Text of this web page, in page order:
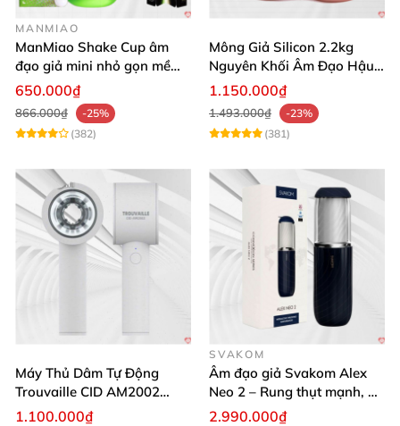
MANMIAO
ManMiao Shake Cup âm
đạo giả mini nhỏ gọn mềm
mịn
650.000₫
866.000₫
-25%
(382)
Mông Giả Silicon 2.2kg
Nguyên Khối Âm Đạo Hậu
Môn Siêu Thật
1.150.000₫
1.493.000₫
-23%
(381)
Máy Thủ Dâm Tự Động
Trouvaille CID AM2002
Mạnh Mẽ Dễ Lên Đỉnh
1.100.000₫
SVAKOM
Âm đạo giả Svakom Alex
Neo 2 – Rung thụt mạnh, đa
năng, cải tiến mới
2.990.000₫